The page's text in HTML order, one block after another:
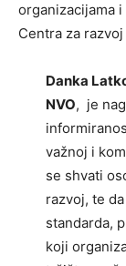
organizacijama i
Centra za
Danka
NVO, je
važnoj i
se shvati
razvoj, te
standarda,
koji